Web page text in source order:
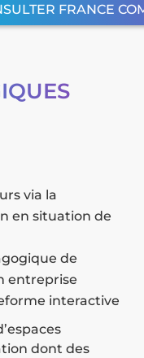
FRANCE
via la
en situation de
de
entreprise
interactive
dont des